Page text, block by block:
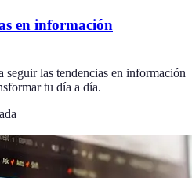
en información
seguir las tendencias en información
tu día a día.